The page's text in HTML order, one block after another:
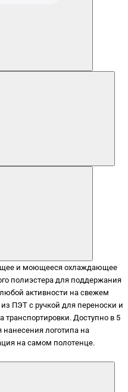
и моющееся охлаждающее
полиэстера для поддержания
активности на свежем
из ПЭТ с ручкой для переноски и
транспортировки. Доступно в 5
нанесения логотипа на
на самом полотенце.